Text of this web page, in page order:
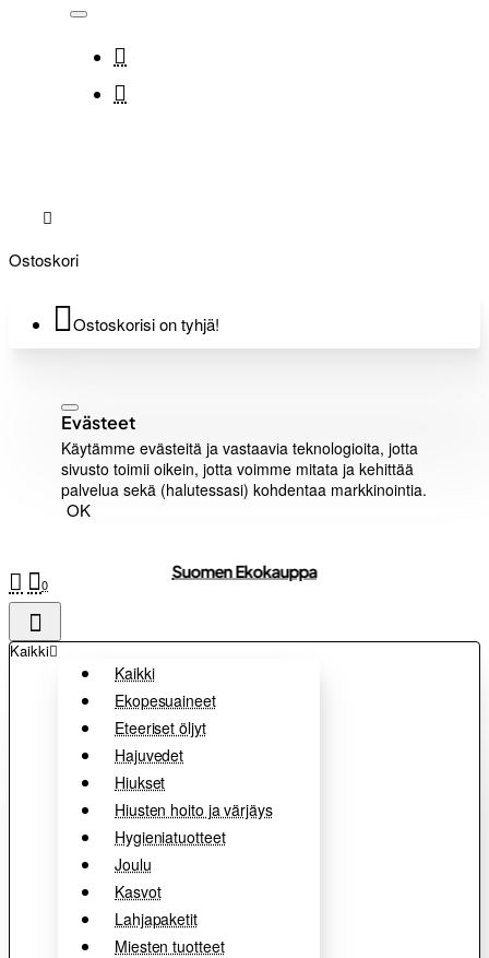
Ostoskori
Ostoskorisi on tyhjä!
Evästeet
Käytämme evästeitä ja vastaavia teknologioita, jotta
sivusto toimii oikein, jotta voimme mitata ja kehittää
palvelua sekä (halutessasi) kohdentaa markkinointia.
OK
Suomen Ekokauppa
0
Kaikki
Kaikki
Ekopesuaineet
Eteeriset öljyt
Hajuvedet
Hiukset
Hiusten hoito ja värjäys
Hygieniatuotteet
Joulu
Kasvot
Lahjapaketit
Miesten tuotteet